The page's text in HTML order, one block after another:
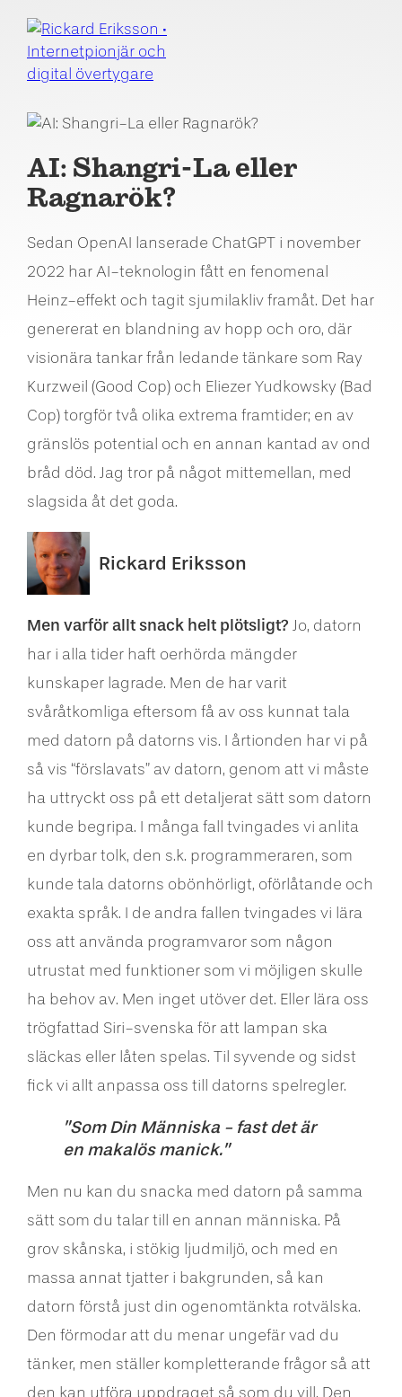
AI: Shangri-La eller
Ragnarök?
Sedan OpenAI lanserade ChatGPT i november
2022 har AI-teknologin fått en fenomenal
Heinz-effekt och tagit sjumilakliv framåt. Det har
genererat en blandning av hopp och oro, där
visionära tankar från ledande tänkare som Ray
Kurzweil (Good Cop) och Eliezer Yudkowsky (Bad
Cop) torgför två olika extrema framtider; en av
gränslös potential och en annan kantad av ond
bråd död. Jag tror på något mittemellan, med
slagsida åt det goda.
Rickard Eriksson
Men varför allt snack helt plötsligt? Jo, datorn
har i alla tider haft oerhörda mängder
kunskaper lagrade. Men de har varit
svåråtkomliga eftersom få av oss kunnat tala
med datorn på datorns vis. I årtionden har vi på
så vis “förslavats” av datorn, genom att vi måste
ha uttryckt oss på ett detaljerat sätt som datorn
kunde begripa. I många fall tvingades vi anlita
en dyrbar tolk, den s.k. programmeraren, som
kunde tala datorns obönhörligt, oförlåtande och
exakta språk. I de andra fallen tvingades vi lära
oss att använda programvaror som någon
utrustat med funktioner som vi möjligen skulle
ha behov av. Men inget utöver det. Eller lära oss
trögfattad Siri-svenska för att lampan ska
släckas eller låten spelas. Til syvende og sidst
fick vi allt anpassa oss till datorns spelregler.
Som Din Människa - fast det är
en makalös manick.
Men nu kan du snacka med datorn på samma
sätt som du talar till en annan människa. På
grov skånska, i stökig ljudmiljö, och med en
massa annat tjatter i bakgrunden, så kan
datorn förstå just din ogenomtänkta rotvälska.
Den förmodar att du menar ungefär vad du
tänker, men ställer kompletterande frågor så att
den kan utföra uppdraget så som du vill. Den